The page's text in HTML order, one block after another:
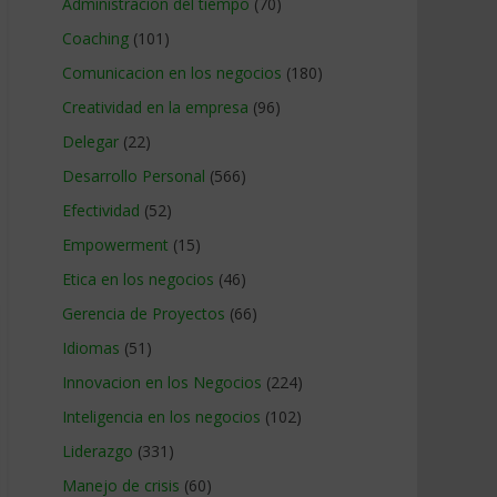
Coaching (101)
Comunicacion en los negocios (180)
Creatividad en la empresa (96)
Delegar (22)
Desarrollo Personal (566)
Efectividad (52)
Empowerment (15)
Etica en los negocios (46)
Gerencia de Proyectos (66)
Idiomas (51)
Innovacion en los Negocios (224)
Inteligencia en los negocios (102)
Liderazgo (331)
Manejo de crisis (60)